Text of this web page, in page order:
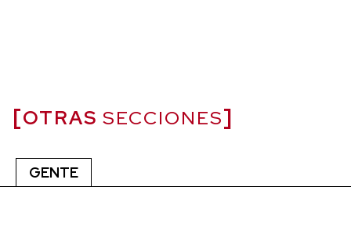
OTRAS SECCIONES
GENTE